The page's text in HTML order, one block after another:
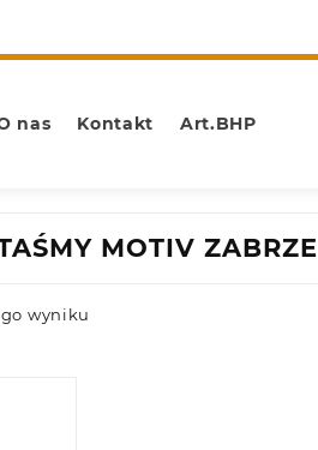
nas Kontakt Art.BHP
MOTIV ZABRZE
wyniku